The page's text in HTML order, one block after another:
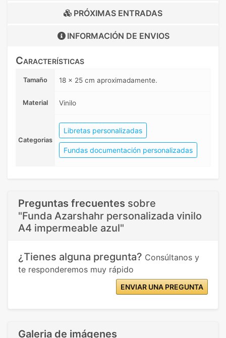
PRÓXIMAS ENTRADAS
INFORMACIÓN DE ENVIOS
Características
Tamaño 18 x 25 cm aproximadamente.
Material Vinilo
Categorias
Libretas personalizadas
Fundas documentación personalizadas
Preguntas frecuentes sobre
"Funda Azarshahr personalizada vinilo
A4 impermeable azul"
¿Tienes alguna pregunta? Consúltanos y
te responderemos muy rápido
ENVIAR UNA PREGUNTA
Galeria de imágenes